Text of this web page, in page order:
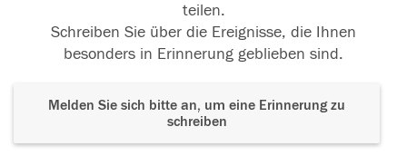
teilen.
Schreiben Sie über die Ereignisse, die Ihnen
besonders in Erinnerung geblieben sind.
Melden Sie sich bitte an, um eine Erinnerung zu
schreiben